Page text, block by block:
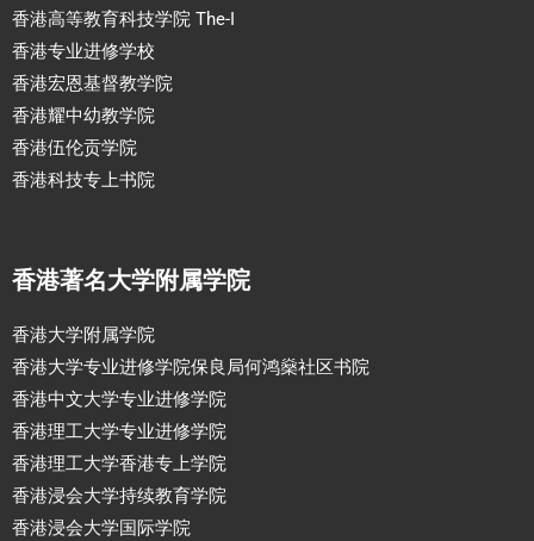
香港高等教育科技学院 The-I
香港专业进修学校
香港宏恩基督教学院
香港耀中幼教学院
香港伍伦贡学院
香港科技专上书院
香港著名大学附属学院
香港大学附属学院
香港大学专业进修学院保良局何鸿燊社区书院
香港中文大学专业进修学院
香港理工大学专业进修学院
香港理工大学香港专上学院
香港浸会大学持续教育学院
香港浸会大学国际学院